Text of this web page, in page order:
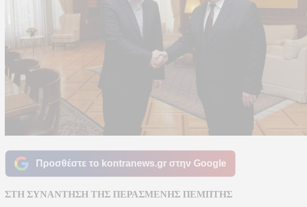
Προσθέστε το kontranews.gr στην Google
ΣΤΗ ΣΥΝΑΝΤΗΣΗ ΤΗΣ